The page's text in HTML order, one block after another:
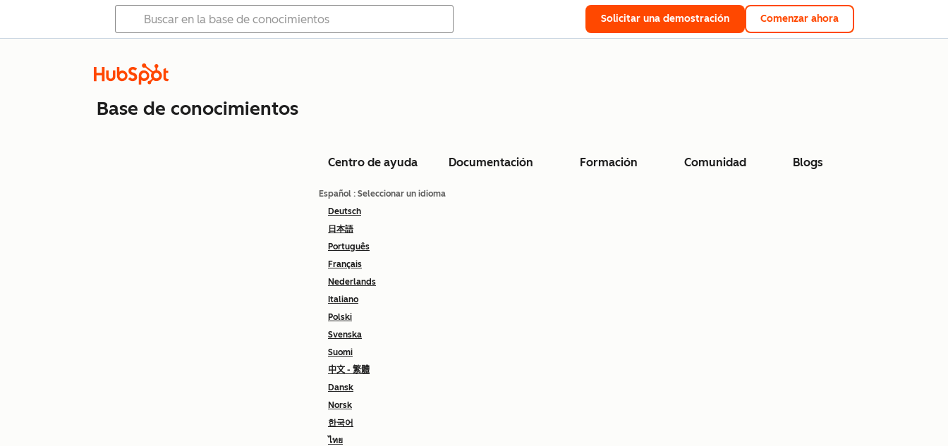
Solicitar una demostración Comenzar ahora
Base de conocimientos
Centro de ayuda Documentación Formación Comunidad Blogs
Español : Seleccionar un idioma
Deutsch
日本語
Português
Français
Nederlands
Italiano
Polski
Svenska
Suomi
中文 - 繁體
Dansk
Norsk
한국어
ไทย